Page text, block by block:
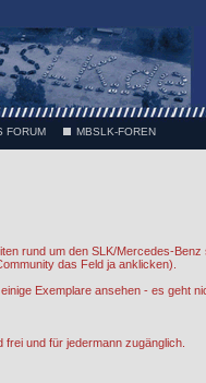
FORUM MBSLK-FOREN
rund um den SLK/Mercedes-
das Feld ja anklicken).
Exemplare ansehen - es geht
und für jedermann zugänglich.